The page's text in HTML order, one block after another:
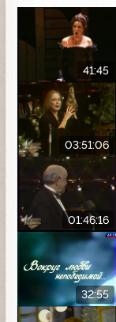
41:45
03:51:06
01:46:16
32:55